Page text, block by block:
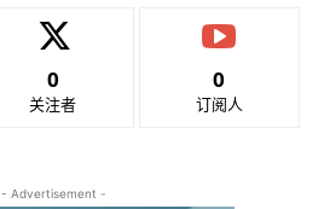
0
关注者
0
订阅人
- Advertisement -